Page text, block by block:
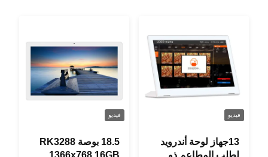
فيديو
13جهاز لوحة أندرويد
فيديو
18.5 بوصة RK3288